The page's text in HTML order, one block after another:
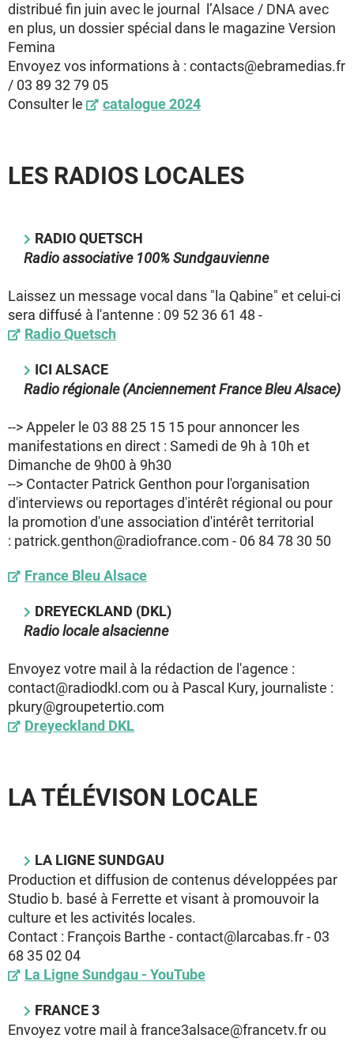
distribué fin juin avec le journal l’Alsace / DNA avec
en plus, un dossier spécial dans le magazine Version
Femina
Envoyez vos informations à : contacts@ebramedias.fr
/ 03 89 32 79 05
Consulter le
catalogue 2024
LES RADIOS LOCALES
RADIO QUETSCH
Radio associative 100% Sundgauvienne
Laissez un message vocal dans "la Qabine" et celui-ci
sera diffusé à l'antenne : 09 52 36 61 48 -
Radio Quetsch
ICI ALSACE
Radio régionale (Anciennement France Bleu Alsace)
--> Appeler le 03 88 25 15 15 pour annoncer les
manifestations en direct : Samedi de 9h à 10h et
Dimanche de 9h00 à 9h30
--> Contacter Patrick Genthon pour l'organisation
d'interviews ou reportages d'intérêt régional ou pour
la promotion d'une association d'intérêt territorial
: patrick.genthon@radiofrance.com - 06 84 78 30 50
France Bleu Alsace
DREYECKLAND (DKL)
Radio locale alsacienne
Envoyez votre mail à la rédaction de l'agence :
contact@radiodkl.com ou à Pascal Kury, journaliste :
pkury@groupetertio.com
Dreyeckland DKL
LA TÉLÉVISON LOCALE
LA LIGNE SUNDGAU
Production et diffusion de contenus développées par
Studio b. basé à Ferrette et visant à promouvoir la
culture et les activités locales.
Contact : François Barthe - contact@larcabas.fr - 03
68 35 02 04
La Ligne Sundgau - YouTube
FRANCE 3
Envoyez votre mail à france3alsace@francetv.fr ou